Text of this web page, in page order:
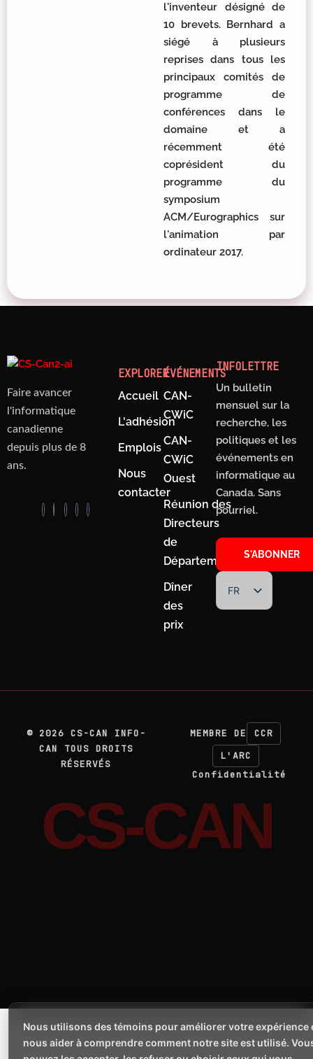
Nous utilisons des témoins pour améliorer votre expérience
nous aider à comprendre comment notre site est utilisé.
l'inventeur désigné de
10 brevets. Bernhard a
siégé à plusieurs
reprises dans tous les
principaux comités de
programme de
conférences dans le
domaine et a
récemment été
coprésident du
programme du
symposium
ACM/Eurographics sur
l'animation par
ordinateur 2017.
Faire avancer
l'informatique
canadienne
depuis plus de 8
ans.
EXPLORER
Accueil
L'adhésion
Emplois
Nous
contacter
ÉVÉNEMENTS
CAN-
CWiC
CAN-
CWiC
Ouest
Réunion des
Directeurs
de
Département
Dîner
des
prix
INFOLETTRE
Un bulletin
mensuel sur la
recherche, les
politiques et les
événements en
informatique au
Canada. Sans
pourriel.
S'ABONNER
FR
EN
© 2026 CS-CAN INFO-
CAN TOUS DROITS
RÉSERVÉS
MEMBRE DE
CCR
L'ARC
Confidentialité
CS-CAN